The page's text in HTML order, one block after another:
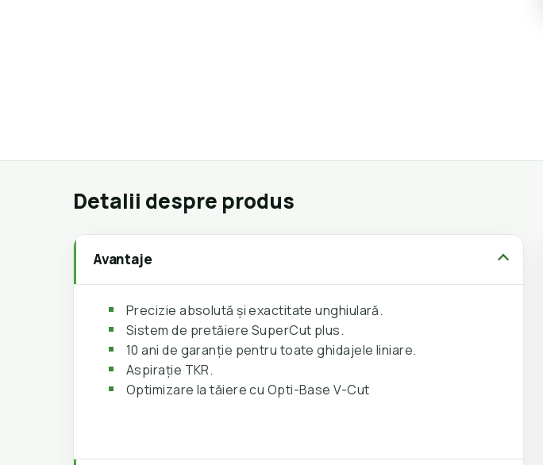
Detalii despre produs
Avantaje
Precizie absolută și exactitate unghiulară.
Sistem de pretăiere SuperCut plus.
10 ani de garanție pentru toate ghidajele liniare.
Aspirație TKR.
Optimizare la tăiere cu Opti-Base V-Cut